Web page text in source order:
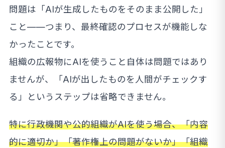
問題は「AIが生成したものをそのまま公開した」
こと——つまり、最終確認のプロセスが機能しな
かったことです。
組織の広報物にAIを使うこと自体は問題ではあり
ませんが、「AIが出したものを人間がチェックす
る」というステップは省略できません。
特に行政機関や公的組織がAIを使う場合、「内容
的に適切か」「著作権上の問題がないか」「組織